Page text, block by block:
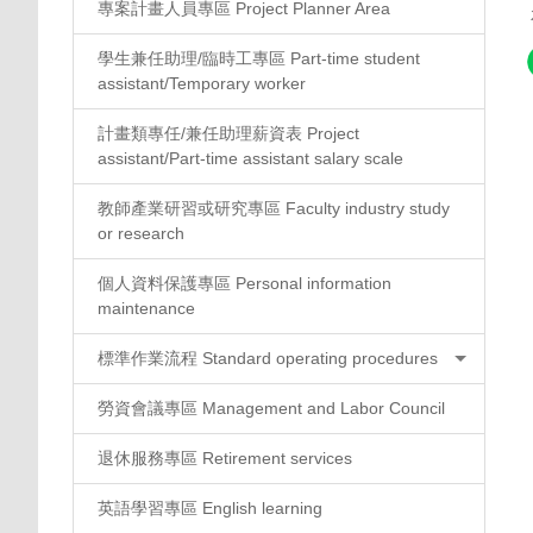
專案計畫人員專區 Project Planner Area
學生兼任助理/臨時工專區 Part-time student
assistant/Temporary worker
計畫類專任/兼任助理薪資表 Project
assistant/Part-time assistant salary scale
教師產業研習或研究專區 Faculty industry study
or research
個人資料保護專區 Personal information
maintenance
標準作業流程 Standard operating procedures
勞資會議專區 Management and Labor Council
退休服務專區 Retirement services
英語學習專區 English learning